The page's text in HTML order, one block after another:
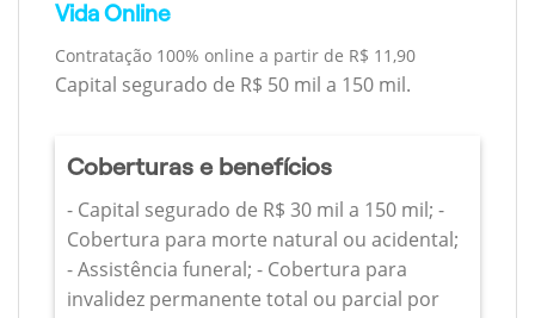
Vida Online
Contratação 100% online a partir de R$ 11,90
Capital segurado de R$ 50 mil a 150 mil.
Coberturas e benefícios
- Capital segurado de R$ 30 mil a 150 mil; -
Cobertura para morte natural ou acidental;
- Assistência funeral; - Cobertura para
invalidez permanente total ou parcial por